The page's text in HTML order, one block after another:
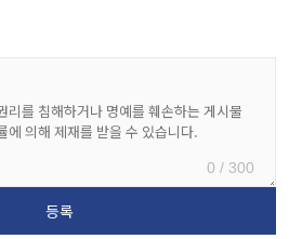
0 / 300